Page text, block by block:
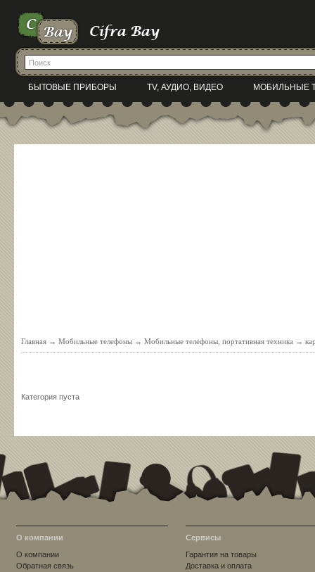
БЫТОВЫЕ ПРИБОРЫ TV, АУДИО, ВИДЕО МОБИЛЬНЫЕ
Главная → Мобильные телефоны → Мобильные телефоны, портативная техника →
Категория пуста
О компании
О компании
Обратная связь
Сервисы
Гарантия на товары
Доставка и оплата